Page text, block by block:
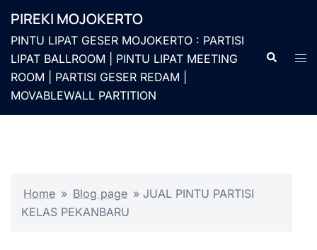
kePIREKI MOJOKERTO
PINTU LIPAT GESER MOJOKERTO : PARTISI
LIPAT BALLROOM | PINTU LIPAT MEETING
ROOM | PARTISI GESER REDAM |
MOVABLEWALL PARTITION
Cari
Home » Blog page » JUAL PINTU PARTISI
KELAS PEKANBARU